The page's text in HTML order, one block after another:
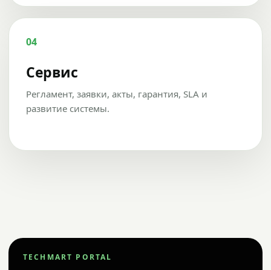
04
Сервис
Регламент, заявки, акты, гарантия, SLA и
развитие системы.
TECHMART PORTAL